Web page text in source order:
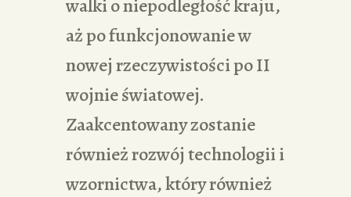
walki o niepodległość kraju,
aż po funkcjonowanie w
nowej rzeczywistości po II
wojnie światowej.
Zaakcentowany zostanie
również rozwój technologii i
wzornictwa, który również